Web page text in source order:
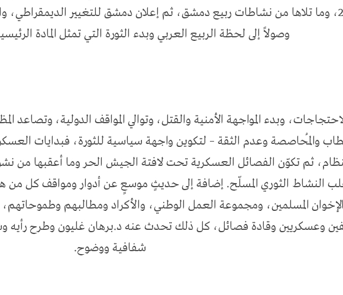
عام 2000، وما تلاها من نشاطات ربيع دمشق، ثم إعلان دمشق للتغيير
وصولاً إلى لحظة الربيع العربي وبدء الثورة التي تمثل المادة
وبدء المواجهة الأمنية والقتل، وتوالي المواقف الدولية، وتصاعد
والمُحاصصة وعدم الثقة – لتكوين واجهة سياسية للثورة، فبدايات
ثم تكوّن الفصائل العسكرية تحت لافتة الجيش الحر وما أعقبها من
النشاط الثوري المسلّح. إضافة إلى حديثٍ موسعٍ عن أدوار ومواقف كل من
المسلمين، ومجموعة العمل الوطني، والأكراد ومطالبهم
وعسكريين وقادة فصائل، كل ذلك تحدث عنه د.برهان غليون وطرح رأيه
شفافية ووضوح.